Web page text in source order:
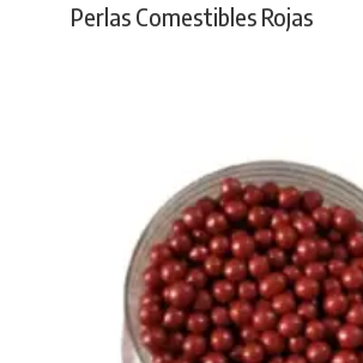
Perlas Comestibles Rojas